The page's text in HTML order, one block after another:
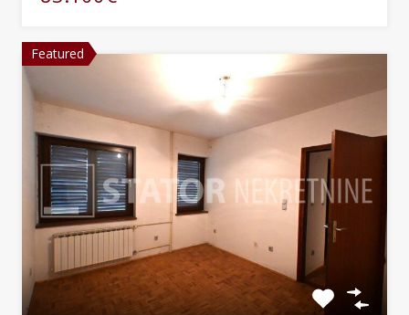
Featured